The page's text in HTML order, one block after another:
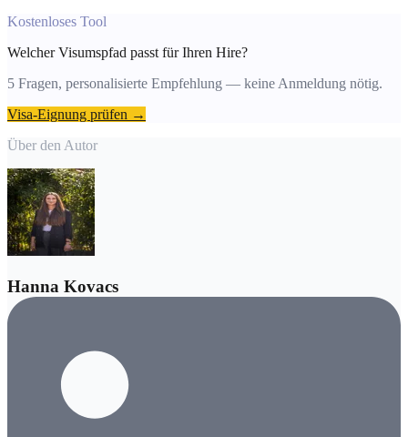
Kostenloses Tool
Welcher Visumspfad passt für Ihren Hire?
5 Fragen, personalisierte Empfehlung — keine Anmeldung nötig.
Visa-Eignung prüfen →
Über den Autor
Hanna Kovacs